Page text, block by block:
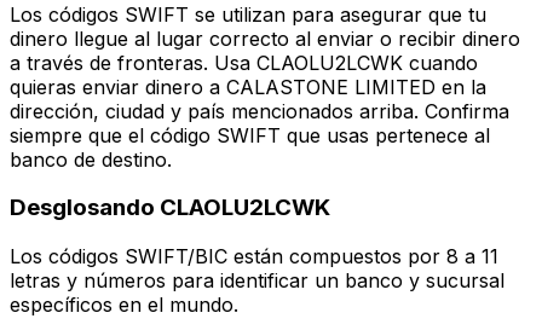
Los códigos SWIFT se utilizan para asegurar que tu
dinero llegue al lugar correcto al enviar o recibir dinero
a través de fronteras. Usa CLAOLU2LCWK cuando
quieras enviar dinero a CALASTONE LIMITED en la
dirección, ciudad y país mencionados arriba. Confirma
siempre que el código SWIFT que usas pertenece al
banco de destino.
Desglosando CLAOLU2LCWK
Los códigos SWIFT/BIC están compuestos por 8 a 11
letras y números para identificar un banco y sucursal
específicos en el mundo.